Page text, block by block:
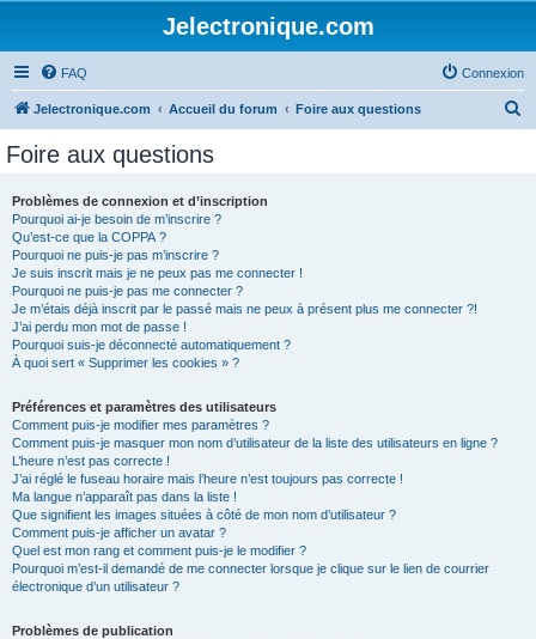
Jelectronique.com
FAQ Connexion
Jelectronique.com Accueil du forum Foire aux questions
Foire aux questions
Problèmes de connexion et d’inscription
Pourquoi ai-je besoin de m’inscrire ?
Qu’est-ce que la COPPA ?
Pourquoi ne puis-je pas m’inscrire ?
Je suis inscrit mais je ne peux pas me connecter !
Pourquoi ne puis-je pas me connecter ?
Je m’étais déjà inscrit par le passé mais ne peux à présent plus me connecter ?!
J’ai perdu mon mot de passe !
Pourquoi suis-je déconnecté automatiquement ?
À quoi sert « Supprimer les cookies » ?
Préférences et paramètres des utilisateurs
Comment puis-je modifier mes paramètres ?
Comment puis-je masquer mon nom d’utilisateur de la liste des utilisateurs en ligne ?
L’heure n’est pas correcte !
J’ai réglé le fuseau horaire mais l’heure n’est toujours pas correcte !
Ma langue n’apparaît pas dans la liste !
Que signifient les images situées à côté de mon nom d’utilisateur ?
Comment puis-je afficher un avatar ?
Quel est mon rang et comment puis-je le modifier ?
Pourquoi m’est-il demandé de me connecter lorsque je clique sur le lien de courrier
électronique d’un utilisateur ?
Problèmes de publication